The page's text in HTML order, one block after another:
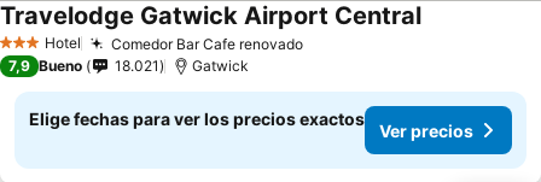
3 Estrellas
Hotel Comedor Bar Cafe renovado
Travelodge Gatwick Airport Central
7,9 Bueno 18.021 Gatwick
Elige fechas para ver los precios exactos
Ver precios